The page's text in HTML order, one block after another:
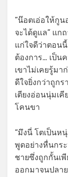
”น๊อตเอ่อให้กู
จะได้ดูแล” แก
แก่ใจดีว่าตอน
ต้องการ… เป็น
เขาไม่เคยรู้ม
ดีใจยิ่งกว่าถูก
เตียงอ่อนนุ่มเ
โคนขา
“มึงนี่ โตเป็นห
พูดอย่างหื่นกร
ชายซึ่งถูกกั้นเ
ออกมาจนปลา